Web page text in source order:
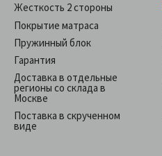
Жесткость 2 стороны
Покрытие матраса
Пружинный блок
Гарантия
Доставка в отдельные
регионы со склада в
Москве
Поставка в скрученном
виде